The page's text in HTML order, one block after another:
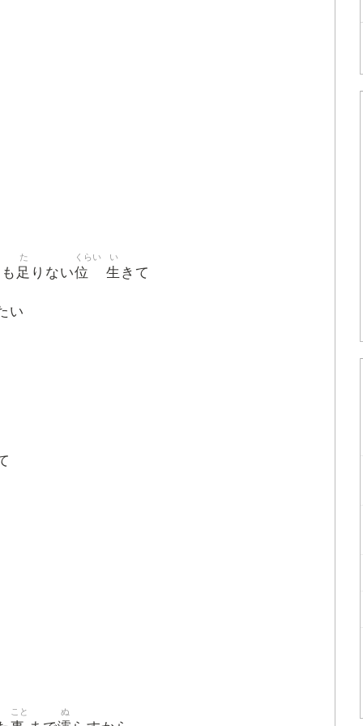
足
た
りない位
くらい
生
い
きて
い
こと ぬ